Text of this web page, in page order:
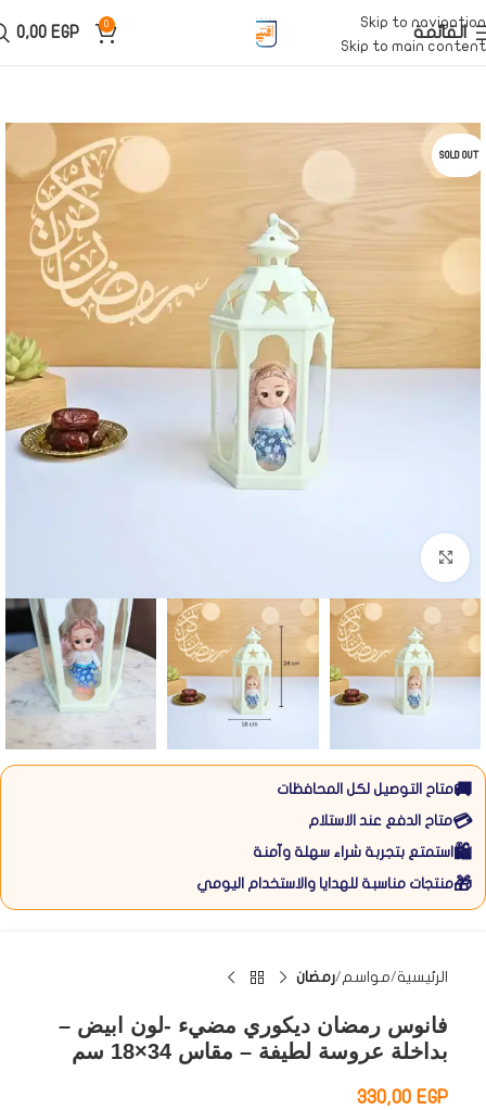
Skip to navigation
Skip to main content
القائمة 0
0,00 EGP
SOLD OUT
🚚متاح التوصيل لكل المحافظات
💳متاح الدفع عند الاستلام
🛍️ استمتع بتجربة شراء سهلة وآمنة
🎁منتجات مناسبة للهدايا والاستخدام اليومي
الرئيسية مواسم رمضان
فانوس رمضان ديكوري مضيء -لون ابيض –
بداخلة عروسة لطيفة – مقاس 34×18 سم
330,00 EGP